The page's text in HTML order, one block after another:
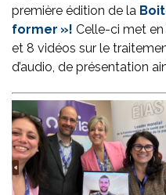
première édition de la
former »! Celle-ci met
et 8 vidéos sur le
d’audio, de présentation